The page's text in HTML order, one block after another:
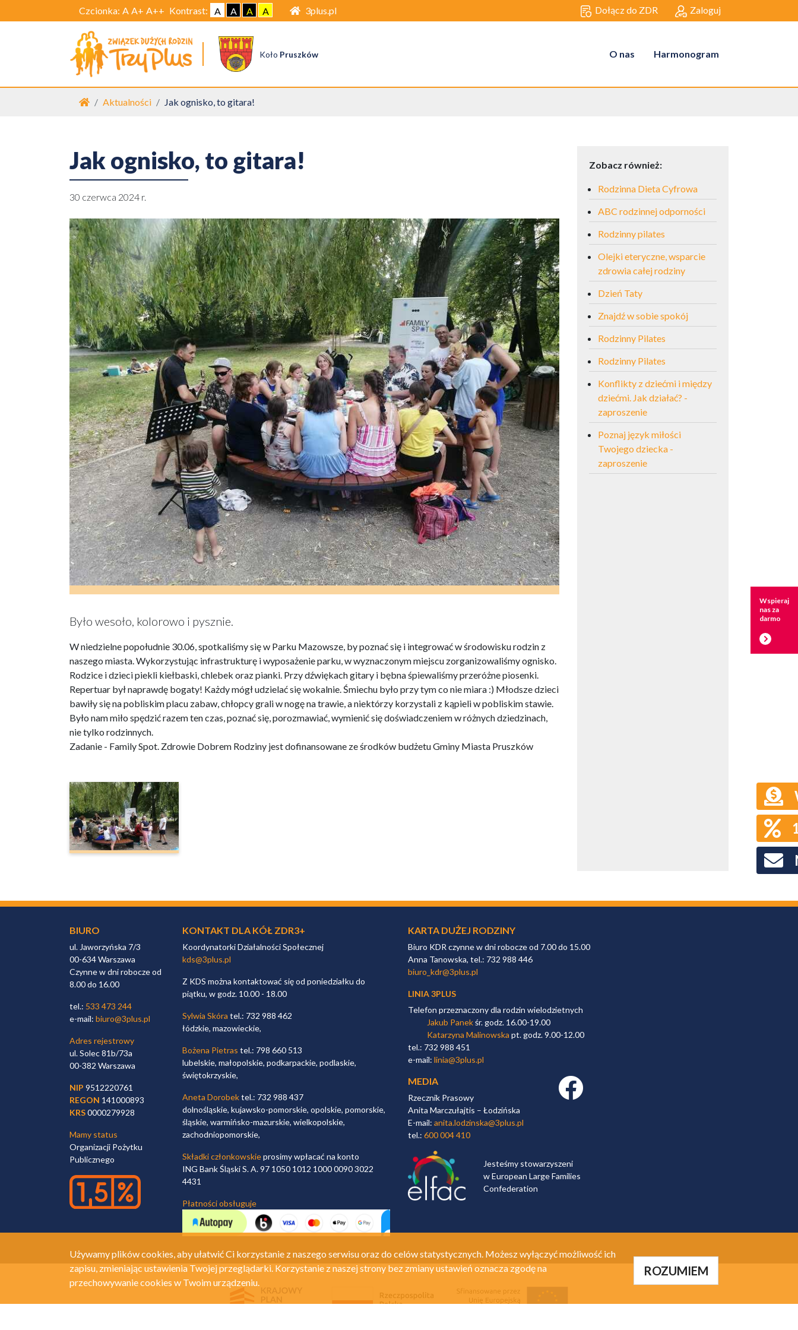
Czcionka: A A+ A++ Kontrast: A A A A 3plus.pl Dołącz do ZDR Zaloguj
Koło Pruszków O nas Harmonogram
Strona główna
Aktualności Jak ognisko, to gitara!
Jak ognisko, to gitara!
30 czerwca 2024 r.
Było wesoło, kolorowo i pysznie.
W niedzielne popołudnie 30.06, spotkaliśmy się w Parku Mazowsze, by poznać się i integrować w środowisku rodzin z
naszego miasta. Wykorzystując infrastrukturę i wyposażenie parku, w wyznaczonym miejscu zorganizowaliśmy ognisko.
Rodzice i dzieci piekli kiełbaski, chlebek oraz pianki. Przy dźwiękach gitary i bębna śpiewaliśmy przeróżne piosenki.
Repertuar był naprawdę bogaty! Każdy mógł udzielać się wokalnie. Śmiechu było przy tym co nie miara :) Młodsze dzieci
bawiły się na pobliskim placu zabaw, chłopcy grali w nogę na trawie, a niektórzy korzystali z kąpieli w pobliskim stawie.
Było nam miło spędzić razem ten czas, poznać się, porozmawiać, wymienić się doświadczeniem w różnych dziedzinach,
nie tylko rodzinnych.
Zadanie - Family Spot. Zdrowie Dobrem Rodziny jest dofinansowane ze środków budżetu Gminy Miasta Pruszków
Zobacz również:
Rodzinna Dieta Cyfrowa
ABC rodzinnej odporności
Rodzinny pilates
Olejki eteryczne, wsparcie
zdrowia całej rodziny
Dzień Taty
Znajdź w sobie spokój
Rodzinny Pilates
Rodzinny Pilates
Konflikty z dziećmi i między
dziećmi. Jak działać? -
zaproszenie
Poznaj język miłości
Twojego dziecka -
zaproszenie
BIURO
ul. Jaworzyńska 7/3
00-634 Warszawa
Czynne w dni robocze od
8.00 do 16.00
tel.: 533 473 244
e-mail: biuro@3plus.pl
Adres rejestrowy
ul. Solec 81b/73a
00-382 Warszawa
NIP 9512220761
REGON 141000893
KRS0000279928
Mamy status
Organizacji Pożytku
Publicznego
KONTAKT DLA KÓŁ ZDR3+
Koordynatorki Działalności Społecznej
kds@3plus.pl
Z KDS można kontaktować się od poniedziałku do
piątku, w godz. 10.00 - 18.00
Sylwia Skóra tel.: 732 988 462
łódzkie, mazowieckie,
Bożena Pietras tel.: 798 660 513
lubelskie, małopolskie, podkarpackie, podlaskie,
świętokrzyskie,
Aneta Dorobektel.: 732 988 437
dolnośląskie, kujawsko-pomorskie, opolskie, pomorskie,
śląskie, warmińsko-mazurskie, wielkopolskie,
zachodniopomorskie,
Składki członkowskieprosimy wpłacać na konto
ING Bank Śląski S. A. 97 1050 1012 1000 0090 3022
4431
Płatności obsługuje
KARTA DUŻEJ RODZINY
Biuro KDR czynne w dni robocze od 7.00 do 15.00
Anna Tanowska, tel.: 732 988 446
biuro_kdr@3plus.pl
LINIA 3PLUS
Telefon przeznaczony dla rodzin wielodzietnych
Jakub Panekśr. godz. 16.00-19.00
Katarzyna Malinowska pt. godz. 9.00-12.00
tel.: 732 988 451
e-mail: linia@3plus.pl
MEDIA
Rzecznik Prasowy
Anita Marczułajtis – Łodzińska
E-mail: anita.lodzinska@3plus.pl
tel.: 600 004 410
Facebook link
Jesteśmy stowarzyszeni
w European Large Families
Confederation
Używamy plików cookies, aby ułatwić Ci korzystanie z naszego serwisu oraz do celów statystycznych. Możesz wyłączyć możliwość ich
zapisu, zmieniając ustawienia Twojej przeglądarki. Korzystanie z naszej strony bez zmiany ustawień oznacza zgodę na
przechowywanie cookies w Twoim urządzeniu.
ROZUMIEM
Wspieraj
nas za
darmo